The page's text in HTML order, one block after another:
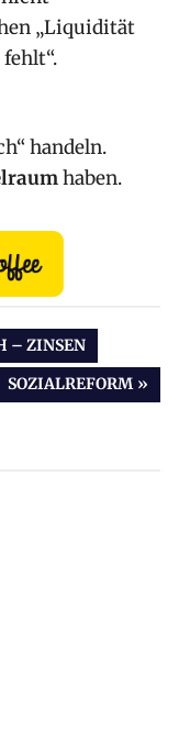
„Liquidität
handeln.
haben.
– ZINSEN
NÄCHSTER
BEITRAG:
SOZIALREFORM